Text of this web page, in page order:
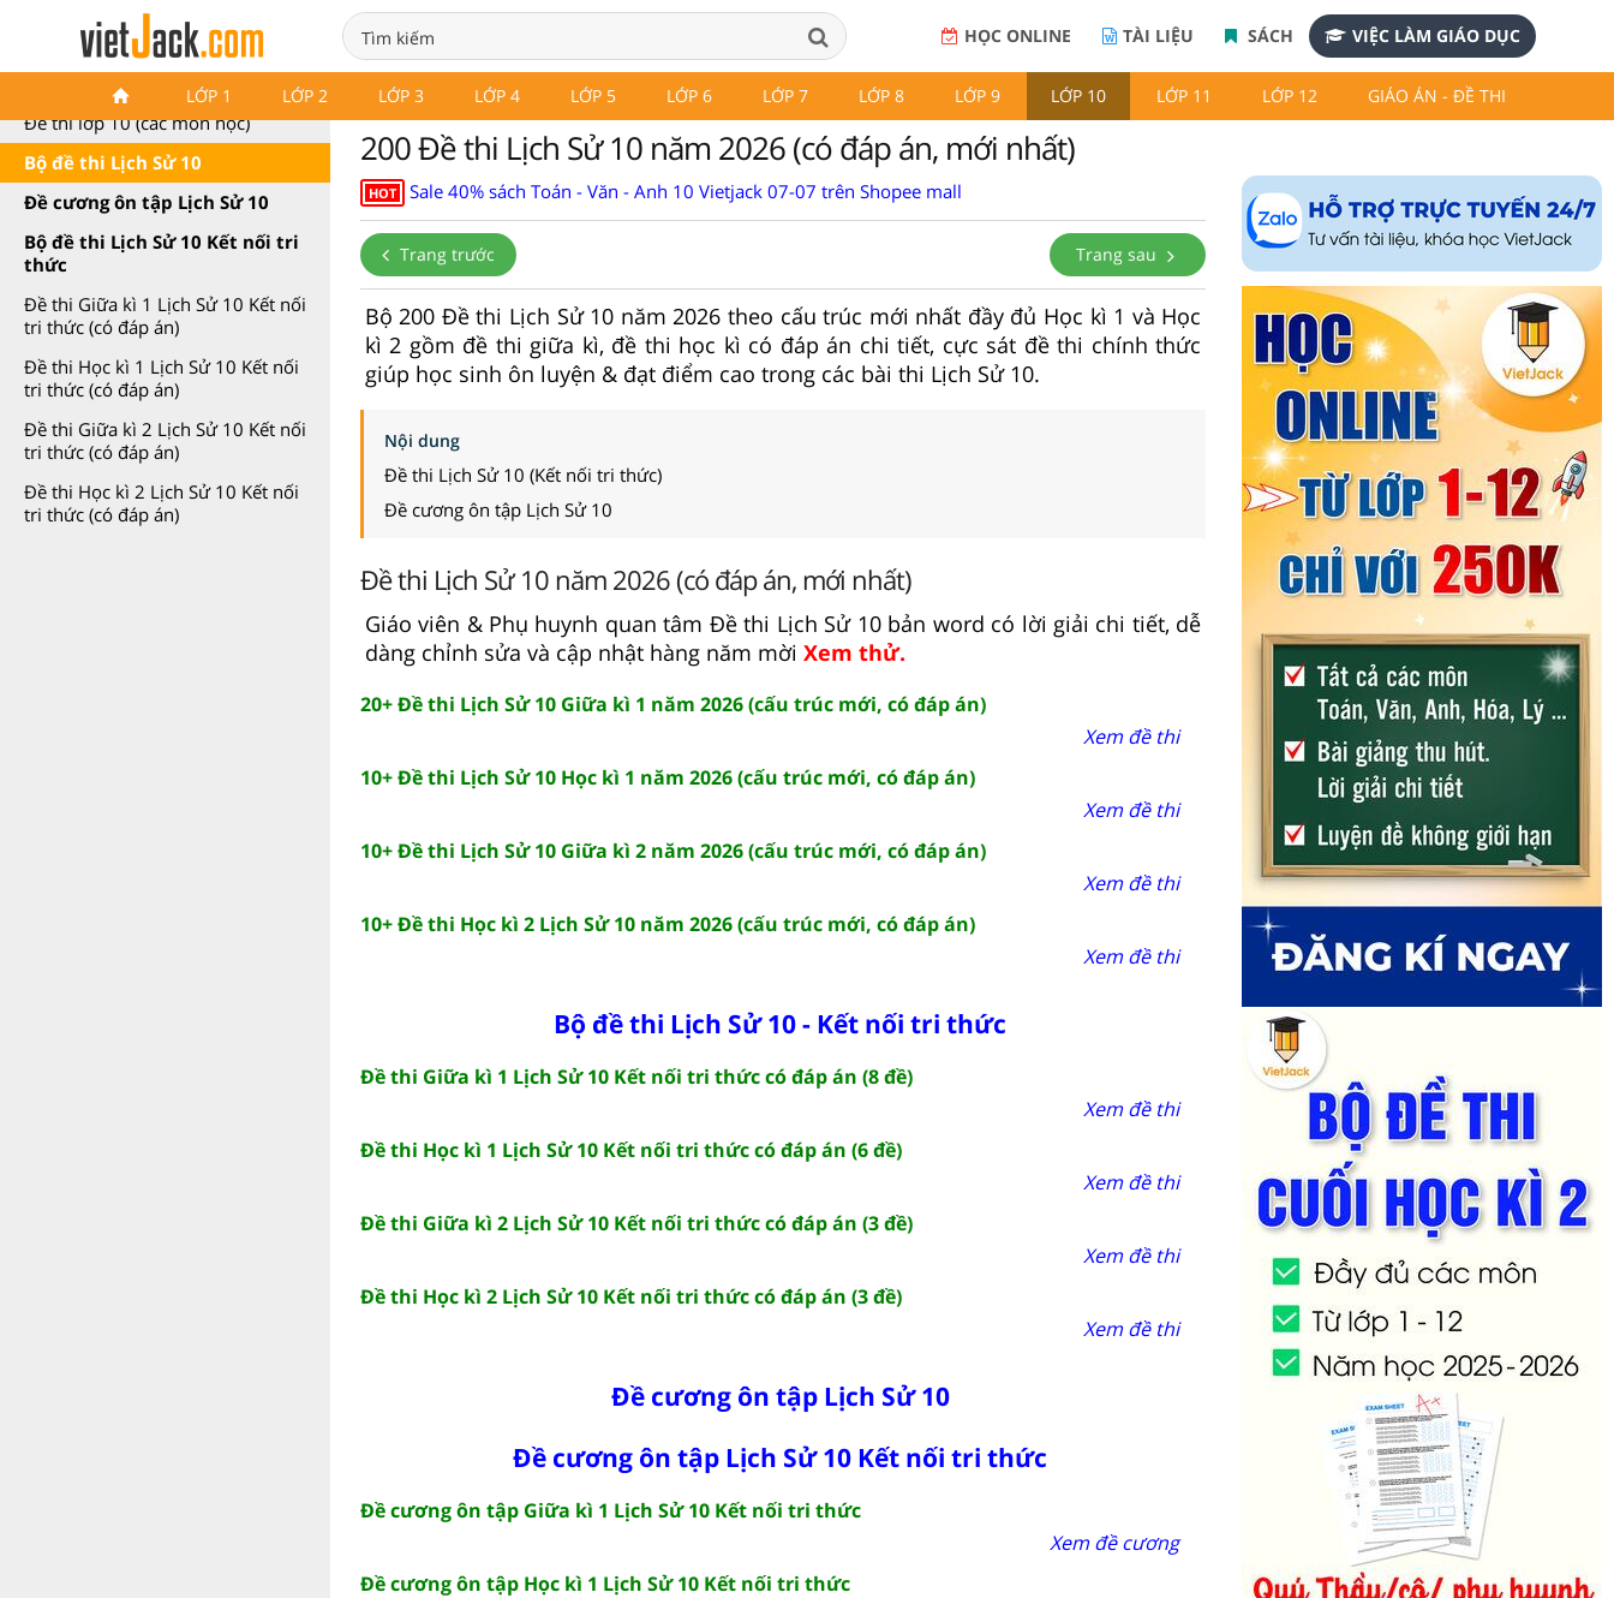
HỌC ONLINE TÀI LIỆU SÁCH VIỆC LÀM GIÁO DỤC
LỚP 1 LỚP 2 LỚP 3 LỚP 4 LỚP 5 LỚP 6 LỚP 7 LỚP 8 LỚP 9 LỚP 10 LỚP 11 LỚP 12 GIÁO ÁN - ĐỀ THI
Đề thi Lịch Sử 10
Đề thi lớp 10 (các môn học)
Bộ đề thi Lịch Sử 10
Đề cương ôn tập Lịch Sử 10
Bộ đề thi Lịch Sử 10 Kết nối tri
thức
Đề thi Giữa kì 1 Lịch Sử 10 Kết nối
tri thức (có đáp án)
Đề thi Học kì 1 Lịch Sử 10 Kết nối
tri thức (có đáp án)
Đề thi Giữa kì 2 Lịch Sử 10 Kết nối
tri thức (có đáp án)
Đề thi Học kì 2 Lịch Sử 10 Kết nối
tri thức (có đáp án)
200 Đề thi Lịch Sử 10 năm 2026 (có đáp án, mới nhất)
HOT Sale 40% sách Toán - Văn - Anh 10 Vietjack 07-07 trên Shopee mall
Trang trước Trang sau
Bộ 200 Đề thi Lịch Sử 10 năm 2026 theo cấu trúc mới nhất đầy đủ Học kì 1 và Học
kì 2 gồm đề thi giữa kì, đề thi học kì có đáp án chi tiết, cực sát đề thi chính thức
giúp học sinh ôn luyện & đạt điểm cao trong các bài thi Lịch Sử 10.
Nội dung
Đề thi Lịch Sử 10 (Kết nối tri thức)
Đề cương ôn tập Lịch Sử 10
Đề thi Lịch Sử 10 năm 2026 (có đáp án, mới nhất)
Giáo viên & Phụ huynh quan tâm Đề thi Lịch Sử 10 bản word có lời giải chi tiết, dễ
dàng chỉnh sửa và cập nhật hàng năm mời Xem thử.
20+ Đề thi Lịch Sử 10 Giữa kì 1 năm 2026 (cấu trúc mới, có đáp án)
Xem đề thi
10+ Đề thi Lịch Sử 10 Học kì 1 năm 2026 (cấu trúc mới, có đáp án)
Xem đề thi
10+ Đề thi Lịch Sử 10 Giữa kì 2 năm 2026 (cấu trúc mới, có đáp án)
Xem đề thi
10+ Đề thi Học kì 2 Lịch Sử 10 năm 2026 (cấu trúc mới, có đáp án)
Xem đề thi
Bộ đề thi Lịch Sử 10 - Kết nối tri thức
Đề thi Giữa kì 1 Lịch Sử 10 Kết nối tri thức có đáp án (8 đề)
Xem đề thi
Đề thi Học kì 1 Lịch Sử 10 Kết nối tri thức có đáp án (6 đề)
Xem đề thi
Đề thi Giữa kì 2 Lịch Sử 10 Kết nối tri thức có đáp án (3 đề)
Xem đề thi
Đề thi Học kì 2 Lịch Sử 10 Kết nối tri thức có đáp án (3 đề)
Xem đề thi
Đề cương ôn tập Lịch Sử 10
Đề cương ôn tập Lịch Sử 10 Kết nối tri thức
Đề cương ôn tập Giữa kì 1 Lịch Sử 10 Kết nối tri thức
Xem đề cương
Đề cương ôn tập Học kì 1 Lịch Sử 10 Kết nối tri thức